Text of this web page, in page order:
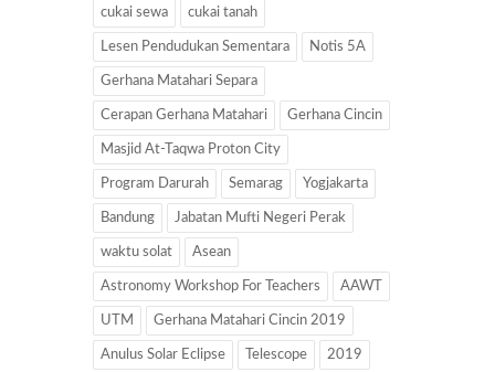
cukai sewa cukai tanah
Lesen Pendudukan Sementara Notis 5A
Gerhana Matahari Separa
Cerapan Gerhana Matahari Gerhana Cincin
Masjid At-Taqwa Proton City
Program Darurah Semarag Yogjakarta
Bandung Jabatan Mufti Negeri Perak
waktu solat Asean
Astronomy Workshop For Teachers AAWT
UTM Gerhana Matahari Cincin 2019
Anulus Solar Eclipse Telescope 2019